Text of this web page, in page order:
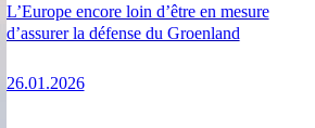
L’Europe encore loin d’être en mesure
d’assurer la défense du Groenland
26.01.2026